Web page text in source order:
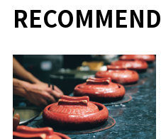
RECOMMEND